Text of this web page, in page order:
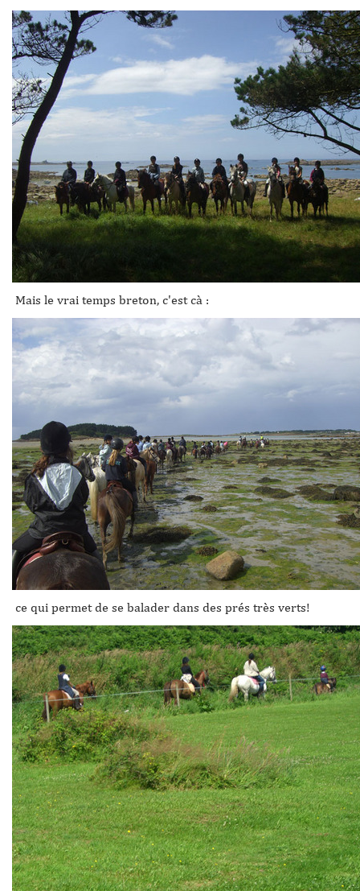
Mais le vrai temps breton, c'est cà :
ce qui permet de se balader dans des prés très verts!